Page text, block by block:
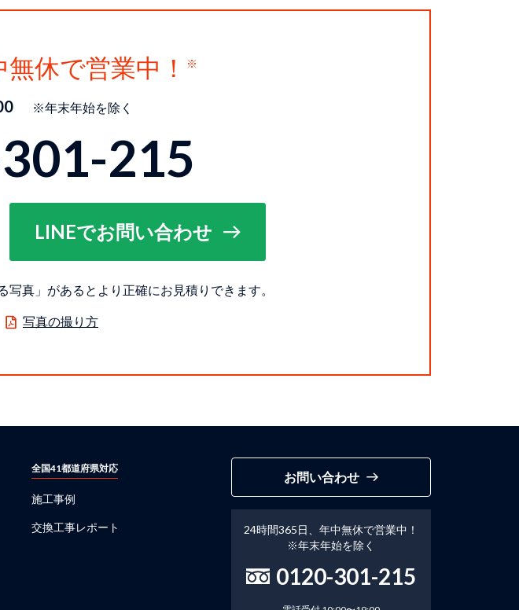
無休で営業中！
※年末年始を除く
215
LINEでお問い合わせ
写真」があるとより正確にお見積りできます。
写真の撮り方
全国41都道府県対応
施工事例
交換工事レポート
お問い合わせ
24時間365日、年中無休で営業中！
※年末年始を除く
0120-301-215